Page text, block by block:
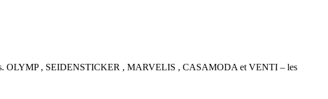
OLYMP , SEIDENSTICKER , MARVELIS , CASAMODA et VENTI – les